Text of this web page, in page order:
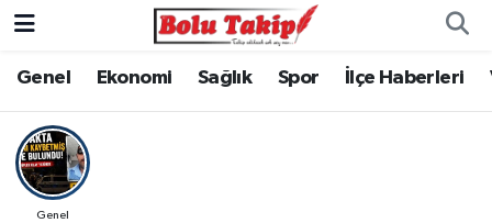
Genel Ekonomi Sağlık Spor İlçe Haberleri
Genel